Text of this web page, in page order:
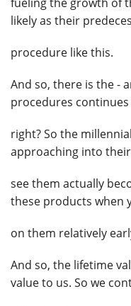
likely as their
procedure like this.
And so, there is the -
procedures
right? So the
approaching into
see them actually
these products when
on them relatively
And so, the lifetime
value to us. So we